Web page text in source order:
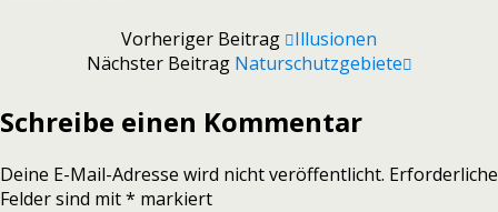
Vorheriger Beitrag
Illusionen
Nächster Beitrag Naturschutzgebiete
Schreibe einen Kommentar
Deine E-Mail-Adresse wird nicht veröffentlicht. Erforderliche
Felder sind mit* markiert